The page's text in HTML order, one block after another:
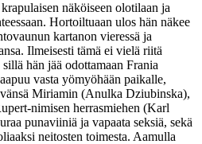
näköiseen olotilaan ja
Hortoiltuaan ulos hän näkee
kartanon vieressä ja
Ilmeisesti tämä ei vielä riitä
hän jää odottamaan Frania
vasta yömyöhään paikalle,
Miriamin (Anulka Dziubinska),
nimisen herrasmiehen (Karl
punaviiniä ja vapaata seksiä, sekä
neitosten toimesta. Aamulla